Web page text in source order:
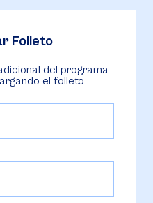
Folleto
del programa
el folleto